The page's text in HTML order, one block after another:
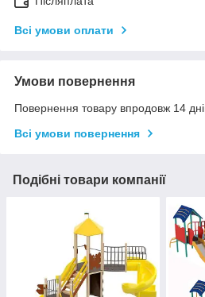
Всі умови оплати
Умови повернення
Повернення товару впродовж 14
Всі умови повернення
Подібні товари компанії